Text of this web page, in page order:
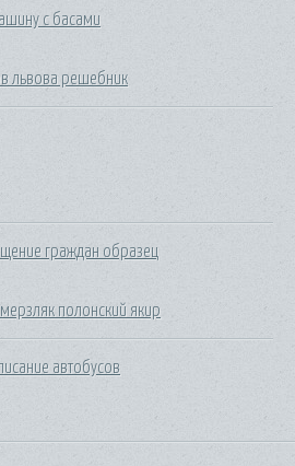
с басами
львова решебник
граждан образец
полонский якир
автобусов